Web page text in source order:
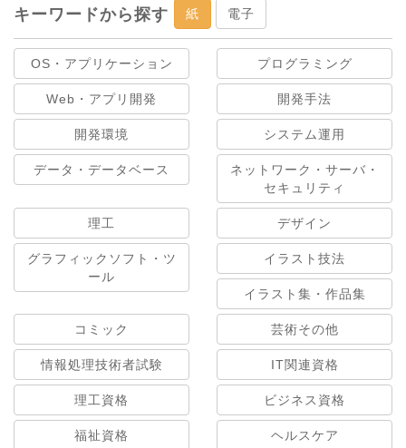
キーワードから探す 紙 電子
OS・アプリケーション プログラミング
Web・アプリ開発 開発手法
開発環境 システム運用
データ・データベース
ネットワーク・サーバ・
セキュリティ
理工 デザイン
グラフィックソフト・ツ
ール
イラスト技法
イラスト集・作品集
コミック 芸術その他
情報処理技術者試験 IT関連資格
理工資格 ビジネス資格
福祉資格 ヘルスケア